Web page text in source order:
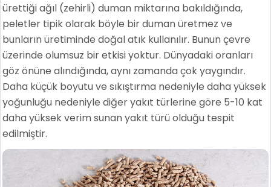
ürettiği ağıl (zehirli) duman miktarına bakıldığında,
peletler tipik olarak böyle bir duman üretmez ve
bunların üretiminde doğal atık kullanılır. Bunun çevre
üzerinde olumsuz bir etkisi yoktur. Dünyadaki oranları
göz önüne alındığında, aynı zamanda çok yaygındır.
Daha küçük boyutu ve sıkıştırma nedeniyle daha yüksek
yoğunluğu nedeniyle diğer yakıt türlerine göre 5-10 kat
daha yüksek verim sunan yakıt türü olduğu tespit
edilmiştir.